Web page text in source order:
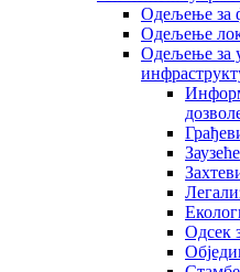
Одељење за
Одељење
Одељење за
Одсек